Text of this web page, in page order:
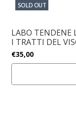
SOLD OUT
LABO TENDENE
I TRATTI DEL
€35,00